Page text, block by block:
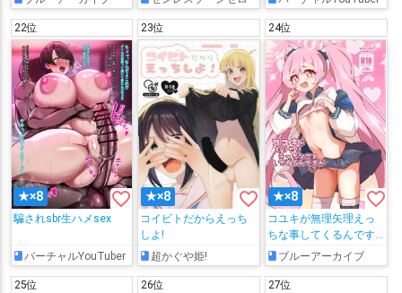
22位
★×8 favorite_border
騙されsbr生ハメsex
バーチャルYouTuber
23位
★×8 favorite_border
コイビトだからえっち
しよ!
超かぐや姫!
24位
★×8 favorite_border
コユキが無理矢理えっ
ちな事してくるんです
が ブルーアーカイブ
25位 26位 27位